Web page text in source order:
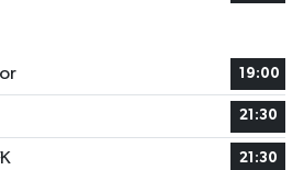
19:00
21:30
21:30